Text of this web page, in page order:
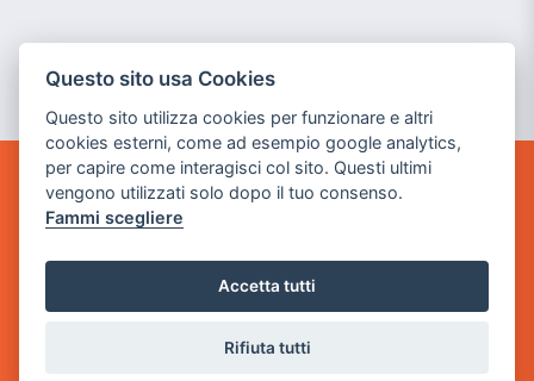
GAME WARP
BY POWER GAME SRL
via Villaggio dei Platani, 3
Questo sito usa Cookies
Questo sito utilizza cookies per funzionare e altri
cookies esterni, come ad esempio google analytics,
per capire come interagisci col sito. Questi ultimi
vengono utilizzati solo dopo il tuo consenso.
Fammi scegliere
Accetta tutti
Rifiuta tutti